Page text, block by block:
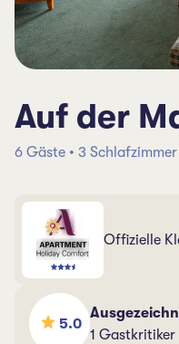
Auf der
6 Gäste • 3
Offizielle
5.0
1 Gastkritiker